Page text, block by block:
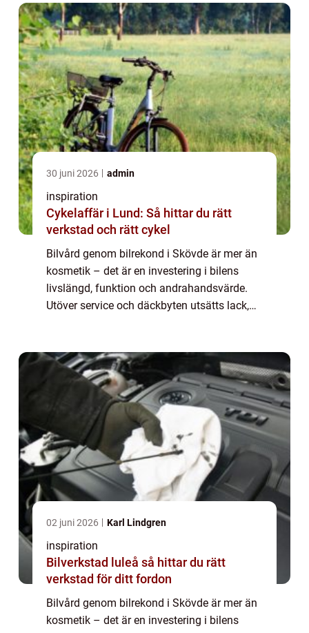
30 juni 2026 admin
inspiration
Cykelaffär i Lund: Så hittar du rätt
verkstad och rätt cykel
Bilvård genom bilrekond i Skövde är mer än
kosmetik – det är en investering i bilens
livslängd, funktion och andrahandsvärde.
Utöver service och däckbyten utsätts lack,
02 juni 2026 Karl Lindgren
inspiration
Bilverkstad luleå så hittar du rätt
verkstad för ditt fordon
Bilvård genom bilrekond i Skövde är mer än
kosmetik – det är en investering i bilens